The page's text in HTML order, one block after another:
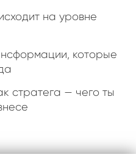
на уровне
которые
стратега — чего ты